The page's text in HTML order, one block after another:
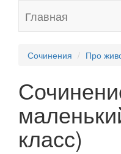
Главная
Сочинения Про
класс)